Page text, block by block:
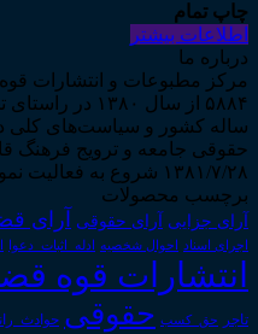
چاپ تمام
اطلاعات بیشتر
درباره ما
مرکز مطبوعات و انتشارات
۵۸۸۴ از سال
ساله کشور و سیاست‌های کلی
۱۳۸۱/۷/۲۸ شروع به فعالیت نمود...
برچسب محصولات
آرای جزایی آرای حقوقی آرای
اجرای اسناد احوال شخصیه ادله_اثبات_دعوا
انتشارات قوه
تاجر حق_کسب حقوقی